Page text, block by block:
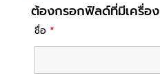
ต้องกรอกฟิลด์ที่มีเครื่อ
ชื่อ *